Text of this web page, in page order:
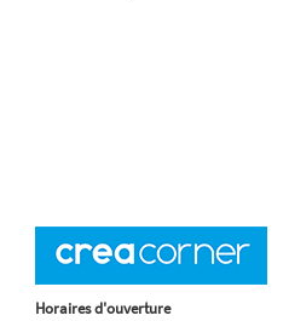
Horaires d'ouverture